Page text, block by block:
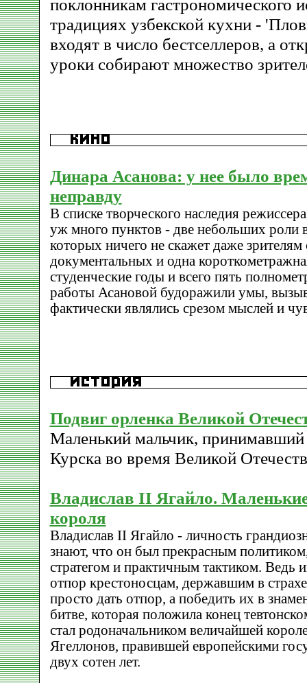
поклонникам гастрономического
традициях узбекской кухни -
входят в число бестселлеров, а
уроки собирают множество
Динара Асанова: у нее было
неправду
В списке творческого наследия
уж много пунктов - две небольших роли
которых ничего не скажет даже зрителям
документальных и одна
студенческие годы и всего пять
работы Асановой будоражили умы,
фактически являлись срезом мыслей и
Подвиг орленка Великой
Маленький мальчик, принимавший
Курска во время Великой
Владислав II Ягайло.
короля
Владислав II Ягайло - личность
знают, что он был прекрасным
стратегом и практичным тактиком. Ведь
отпор крестоносцам, державшим в
просто дать отпор, а победить их в
битве, которая положила конец
стал родоначальником величайшей
Ягеллонов, правившей европейскими
двух сотен лет.